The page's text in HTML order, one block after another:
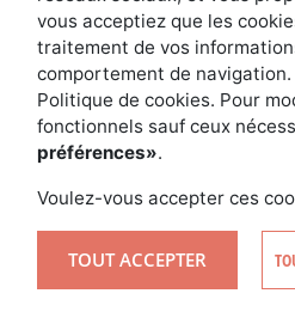
vous acceptiez que les
traitement de vos
comportement de
Politique de cookies. Pour
fonctionnels sauf ceux
préférences».
Voulez-vous accepter ces
TOUT ACCEPTER